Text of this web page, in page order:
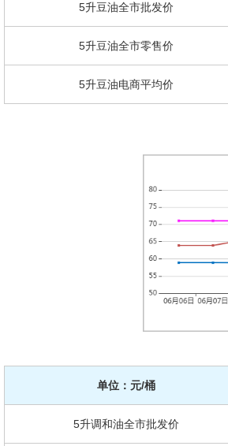
5升豆油全市批发价
5升豆油全市零售价
5升豆油电商平均价
单位：元/桶
5升调和油全市批发价